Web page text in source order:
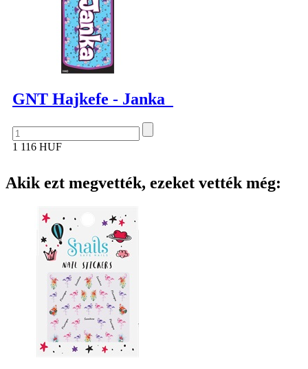
GNT Hajkefe - Janka
1 116 HUF
Akik ezt megvették, ezeket vették még: